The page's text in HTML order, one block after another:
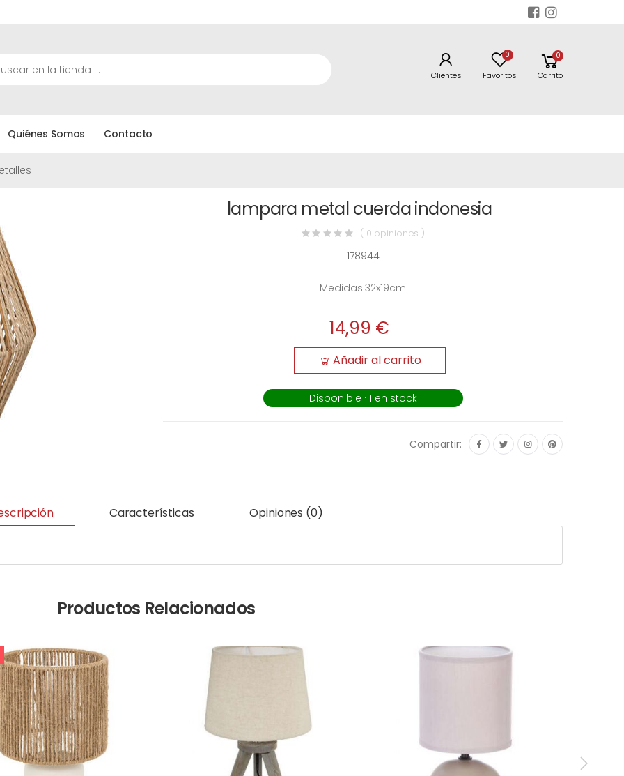
Clientes
0
Favoritos
0
Carrito
Quiénes Somos Contacto
lampara metal cuerda indonesia
( 0 opiniones )
178944
Medidas:32x19cm
14,99 €
Añadir al carrito
Disponible · 1 en stock
Compartir:
Características Opiniones (0)
Productos Relacionados